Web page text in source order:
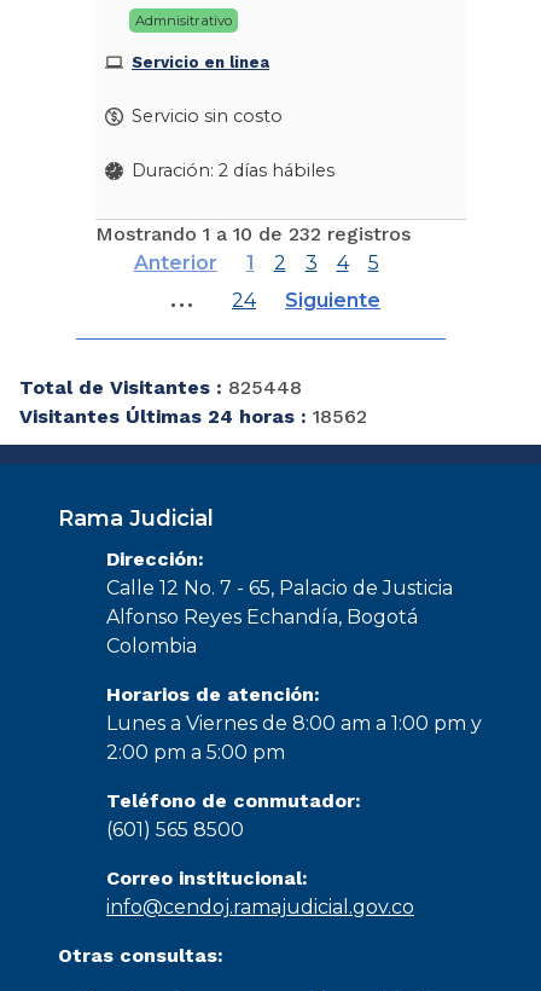
Admnisitrativo
Servicio en linea
Servicio sin costo
Duración: 2 días hábiles
Mostrando 1 a 10 de 232 registros
Anterior
1 2 3 4 5
… 24 Siguiente
Total de Visitantes : 825448
Visitantes Últimas 24 horas : 18562
Rama Judicial
Dirección:
Calle 12 No. 7 - 65, Palacio de Justicia
Alfonso Reyes Echandía, Bogotá
Colombia
Horarios de atención:
Lunes a Viernes de 8:00 am a 1:00 pm y
2:00 pm a 5:00 pm
Teléfono de conmutador:
(601) 565 8500
Correo institucional:
info@cendoj.ramajudicial.gov.co
Otras consultas: